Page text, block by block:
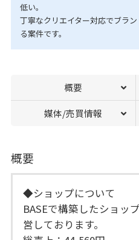
低い。
丁寧なクリエイター対応でブラ
る案件です。
概要
媒体/売買情報
概要
◆ショップについて
BASEで構築したショッ
営しております。